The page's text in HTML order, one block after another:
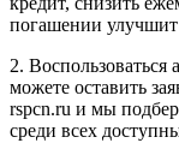
погашении
2. Воспользоваться
можете оставить
rspcn.ru и мы
среди всех